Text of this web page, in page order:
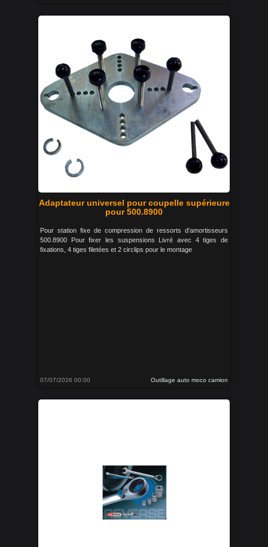
Adaptateur universel pour coupelle supérieure
pour 500.8900
Pour station fixe de compression de ressorts d'amortisseurs
500.8900 Pour fixer les suspensions Livré avec 4 tiges de
fixations, 4 tiges filetées et 2 circlips pour le montage
07/07/2026 00:00 Outillage auto moco camion